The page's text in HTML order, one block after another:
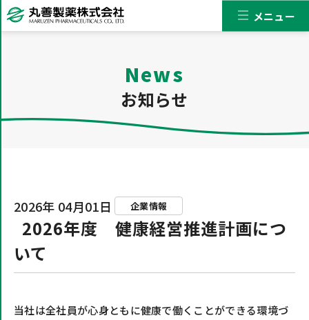
メニュー
News
お知らせ
2026年 04月01日 企業情報
2026年度 健康経営推進計画につ
いて
当社は全社員が心身ともに健康で働くことができる環境づ